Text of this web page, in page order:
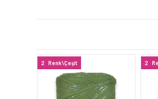
2 Renk\Çeşit 2